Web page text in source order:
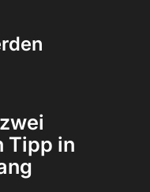
Tipp in